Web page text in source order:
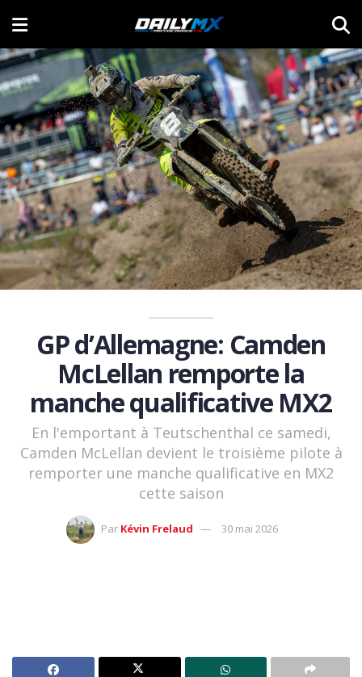
GP d’Allemagne: Camden
McLellan remporte la
manche qualificative MX2
En l'emportant à Teutschenthal ce samedi,
Camden McLellan devient le troisième pilote à
remporter une manche qualificative en MX2
cette saison
Par Kévin Frelaud 30 mai 2026